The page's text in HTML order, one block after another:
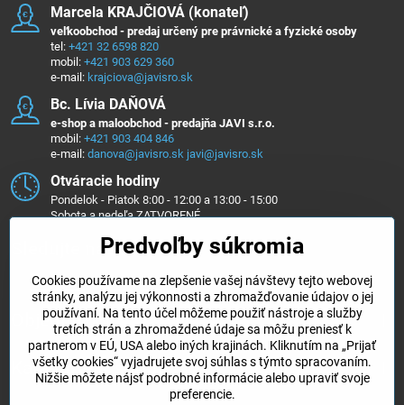
Marcela KRAJČIOVÁ (konateľ)
veľkoobchod - predaj určený pre právnické a fyzické osoby
tel: +421 32 6598 820
mobil: +421 903 629 360
e-mail: krajciova@javisro.sk
Bc​. Lívia DAŇOVÁ
e-shop a maloobchod - predajňa JAVI s.r.o.
mobil: +421 903 404 846
e-mail: danova@javisro.sk javi@javisro.sk
Otváracie hodiny
Pondelok - Piatok 8:00 - 12:00 a 13:00 - 15:00
Sobota a nedeľa ZATVORENÉ
Sledujte nás na ...
Facebook Instagram
Objednávky
Kategórie e-shopu
Predvoľby súkromia
Cookies používame na zlepšenie vašej návštevy tejto webovej
stránky, analýzu jej výkonnosti a zhromažďovanie údajov o jej
používaní. Na tento účel môžeme použiť nástroje a služby
tretích strán a zhromaždené údaje sa môžu preniesť k
partnerom v EÚ, USA alebo iných krajinách. Kliknutím na „Prijať
všetky cookies“ vyjadrujete svoj súhlas s týmto spracovaním.
Nižšie môžete nájsť podrobné informácie alebo upraviť svoje
preferencie.